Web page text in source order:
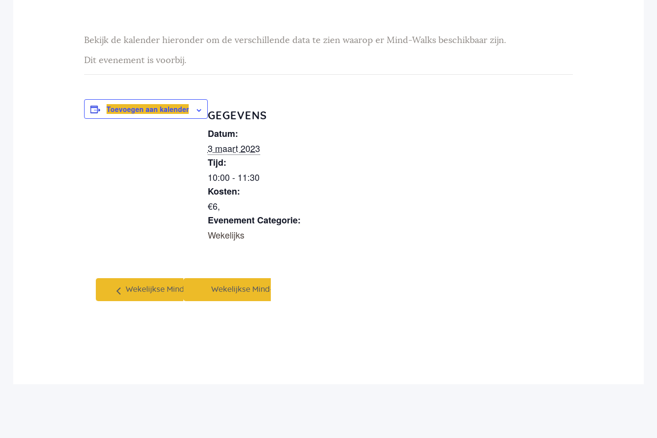
enementen
cadeau
Mind-Walk
op verzoek
Bekijk de kalender hieronder om de verschillende data te zien waarop er Mind-Walks beschikbaar zijn.
Dit evenement is voorbij.
Toevoegen aan kalender
GEGEVENS
Datum:
3 maart 2023
Tijd:
10:00 - 11:30
Kosten:
€6,
Evenement Categorie:
Wekelijks
Wekelijkse Mind-Walk Wekelijkse Mind-Walk